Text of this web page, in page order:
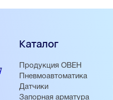
Каталог
Продукция ОВЕН
Пневмоавтоматика
Датчики
Запорная арматура